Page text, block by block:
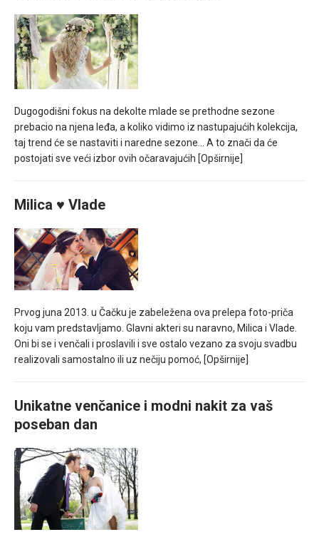
Dugogodišni fokus na dekolte mlade se prethodne sezone
prebacio na njena leđa, a koliko vidimo iz nastupajućih kolekcija,
taj trend će se nastaviti i naredne sezone… A to znači da će
postojati sve veći izbor ovih očaravajućih [Opširnije]
Milica ♥ Vlade
Prvog juna 2013. u Čačku je zabeležena ova prelepa foto-priča
koju vam predstavljamo. Glavni akteri su naravno, Milica i Vlade.
Oni bi se i venčali i proslavili i sve ostalo vezano za svoju svadbu
realizovali samostalno ili uz nečiju pomoć, [Opširnije]
Unikatne venčanice i modni nakit za vaš
poseban dan